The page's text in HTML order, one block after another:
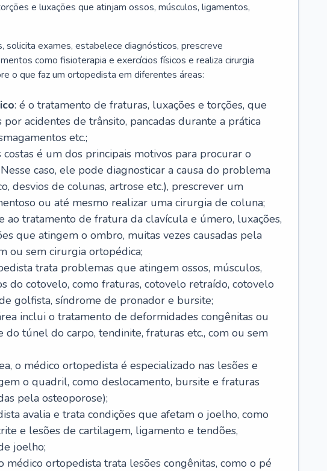
e luxações que atinjam ossos, músculos, ligamentos,
solicita exames, estabelece diagnósticos, prescreve
como fisioterapia e exercícios físicos e realiza cirurgia
o que faz um ortopedista em diferentes áreas:
: é o tratamento de fraturas, luxações e torções, que
por acidentes de trânsito, pancadas durante a prática
etc.;
costas é um dos principais motivos para procurar o
caso, ele pode diagnosticar a causa do problema
desvios de colunas, artrose etc.), prescrever um
ou até mesmo realizar uma cirurgia de coluna;
ao tratamento de fratura da clavícula e úmero, luxações,
que atingem o ombro, muitas vezes causadas pela
ou sem cirurgia ortopédica;
trata problemas que atingem ossos, músculos,
do cotovelo, como fraturas, cotovelo retraído, cotovelo
golfista, síndrome de pronador e bursite;
inclui o tratamento de deformidades congênitas ou
do túnel do carpo, tendinite, fraturas etc., com ou sem
o médico ortopedista é especializado nas lesões e
o quadril, como deslocamento, bursite e fraturas
pela osteoporose);
avalia e trata condições que afetam o joelho, como
e lesões de cartilagem, ligamento e tendões,
joelho;
médico ortopedista trata lesões congênitas, como o pé